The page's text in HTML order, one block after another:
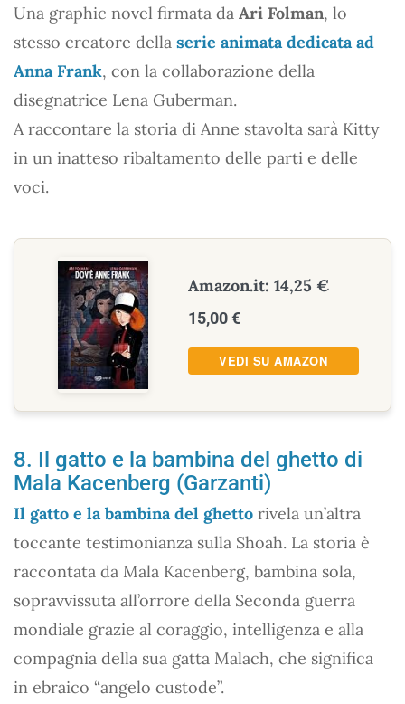
Una graphic novel firmata da Ari Folman, lo
stesso creatore della serie animata dedicata ad
Anna Frank, con la collaborazione della
disegnatrice Lena Guberman.
A raccontare la storia di Anne stavolta sarà Kitty
in un inatteso ribaltamento delle parti e delle
voci.
Amazon.it: 14,25 €
15,00 €
VEDI SU AMAZON
8. Il gatto e la bambina del ghetto di
Mala Kacenberg (Garzanti)
Il gatto e la bambina del ghetto rivela un’altra
toccante testimonianza sulla Shoah. La storia è
raccontata da Mala Kacenberg, bambina sola,
sopravvissuta all’orrore della Seconda guerra
mondiale grazie al coraggio, intelligenza e alla
compagnia della sua gatta Malach, che significa
in ebraico “angelo custode”.